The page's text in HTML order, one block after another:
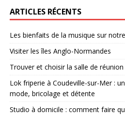
ARTICLES RÉCENTS
Les bienfaits de la musique sur
Visiter les îles Anglo-Normandes
Trouver et choisir la salle de
Lok friperie à Coudeville-sur-Mer :
mode, bricolage et détente
Studio à domicile : comment faire